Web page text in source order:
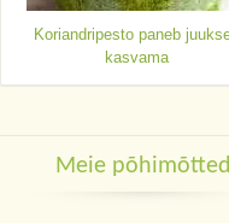
Koriandripesto paneb
kasvama
Meie põhimõtted